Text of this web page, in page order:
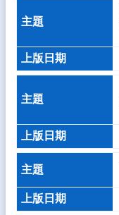
私
權
宣
告
訊
安
全
政
策